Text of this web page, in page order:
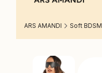
ARS AMANDI Soft BDSM